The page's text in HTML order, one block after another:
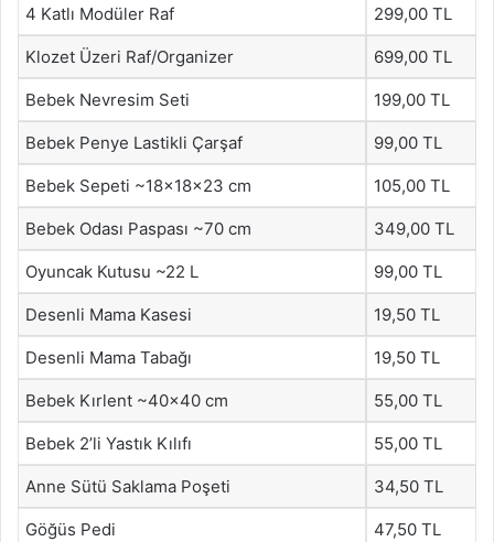
4 Katlı Modüler Raf 299,00 TL
Klozet Üzeri Raf/Organizer 699,00 TL
Bebek Nevresim Seti 199,00 TL
Bebek Penye Lastikli Çarşaf 99,00 TL
Bebek Sepeti ~18x18x23 cm 105,00 TL
Bebek Odası Paspası ~70 cm 349,00 TL
Oyuncak Kutusu ~22 L 99,00 TL
Desenli Mama Kasesi 19,50 TL
Desenli Mama Tabağı 19,50 TL
Bebek Kırlent ~40×40 cm 55,00 TL
Bebek 2’li Yastık Kılıfı 55,00 TL
Anne Sütü Saklama Poşeti 34,50 TL
Göğüs Pedi 47,50 TL